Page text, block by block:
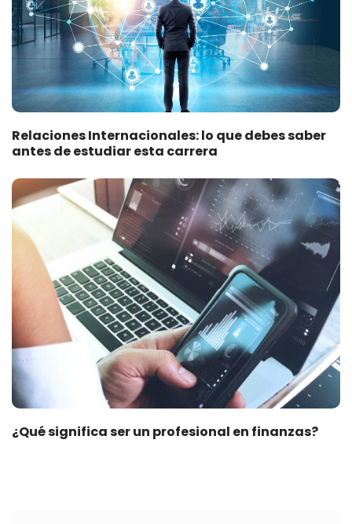
Relaciones Internacionales: lo que debes saber
antes de estudiar esta carrera
¿Qué significa ser un profesional en finanzas?